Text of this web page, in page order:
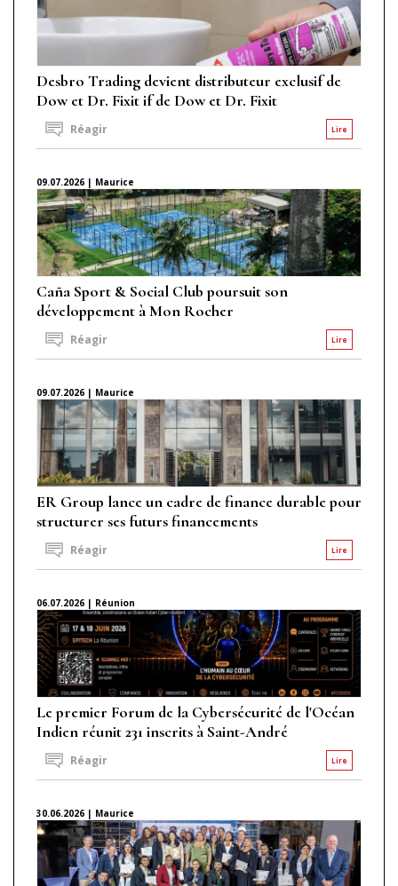
Desbro Trading devient distributeur exclusif de
Dow et Dr. Fixit if de Dow et Dr. Fixit
Lire
Réagir
09.07.2026 | Maurice
Caña Sport & Social Club poursuit son
développement à Mon Rocher
Lire
Réagir
09.07.2026 | Maurice
ER Group lance un cadre de finance durable pour
structurer ses futurs financements
Lire
Réagir
06.07.2026 | Réunion
Le premier Forum de la Cybersécurité de l'Océan
Indien réunit 231 inscrits à Saint-André
Lire
Réagir
30.06.2026 | Maurice